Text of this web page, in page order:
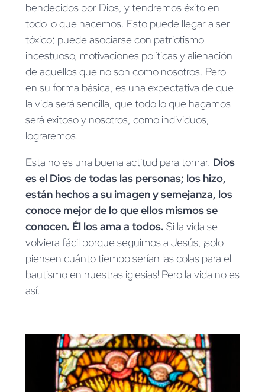
bendecidos por Dios, y tendremos éxito en
todo lo que hacemos. Esto puede llegar a ser
tóxico; puede asociarse con patriotismo
incestuoso, motivaciones políticas y alienación
de aquellos que no son como nosotros. Pero
en su forma básica, es una expectativa de que
la vida será sencilla, que todo lo que hagamos
será exitoso y nosotros, como individuos,
lograremos.
Esta no es una buena actitud para tomar. Dios
es el Dios de todas las personas; los hizo,
están hechos a su imagen y semejanza, los
conoce mejor de lo que ellos mismos se
conocen. Él los ama a todos. Si la vida se
volviera fácil porque seguimos a Jesús, ¡solo
piensen cuánto tiempo serían las colas para el
bautismo en nuestras iglesias! Pero la vida no es
así.